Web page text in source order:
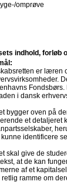
omprøve
indhold, forløb
er læren
i dansk
bygger oven på
et detaljeret
identificere
skal give de
at de kan
af et
retlig ramme om